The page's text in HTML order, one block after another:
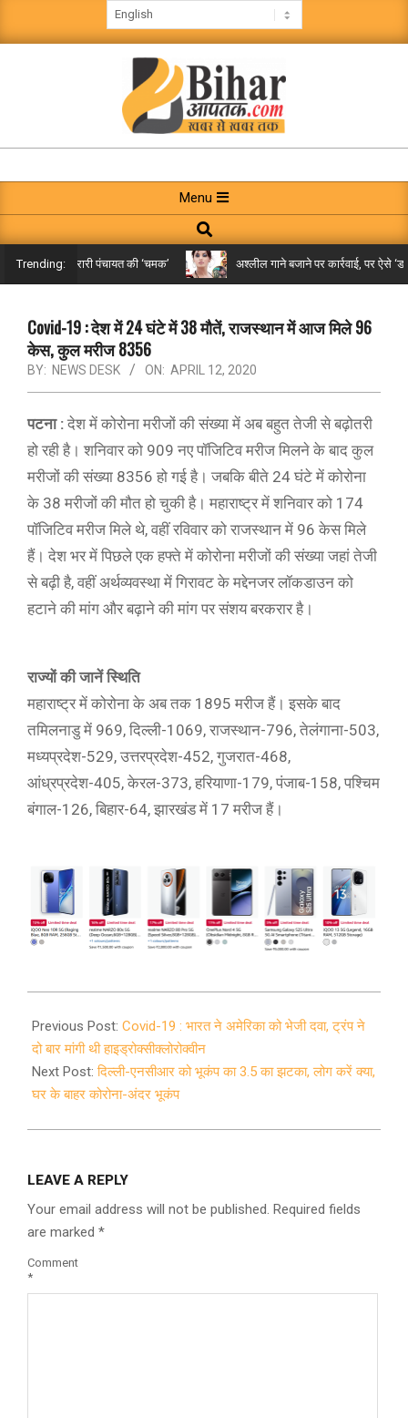
to
BIHAR
AAPTAK
Navigation
Menu
Menu
Search
Trending:
तक पहुंची गरारी पंचायत की ‘चमक’ अश्लील गाने बजाने पर कार्रवाई, पर ऐसे ‘डबल
Covid-19 : देश में 24 घंटे में 38 मौतें, राजस्थान में आज मिले 96
केस, कुल मरीज 8356
BY: NEWS DESK ON: APRIL 12, 2020
पटना : देश में कोरोना मरीजों की संख्या में अब बहुत तेजी से बढ़ोतरी
हो रही है। शनिवार को 909 नए पॉजिटिव मरीज मिलने के बाद कुल
मरीजों की संख्या 8356 हो गई है। जबकि बीते 24 घंटे में कोरोना
के 38 मरीजों की मौत हो चुकी है। महाराष्ट्र में शनिवार को 174
पॉजिटिव मरीज मिले थे, वहीं रविवार को राजस्थान में 96 केस मिले
हैं। देश भर में पिछले एक हफ्ते में कोरोना मरीजों की संख्या जहां तेजी
से बढ़ी है, वहीं अर्थव्यवस्था में गिरावट के मद्देनजर लॉकडाउन को
हटाने की मांग और बढ़ाने की मांग पर संशय बरकरार है।
राज्यों की जानें स्थिति
महाराष्ट्र में कोरोना के अब तक 1895 मरीज हैं। इसके बाद
तमिलनाडु में 969, दिल्ली-1069, राजस्थान-796, तेलंगाना-503,
मध्यप्रदेश-529, उत्तरप्रदेश-452, गुजरात-468,
आंध्रप्रदेश-405, केरल-373, हरियाणा-179, पंजाब-158, पश्चिम
बंगाल-126, बिहार-64, झारखंड में 17 मरीज हैं।
04-
12
Previous Post: Covid-19 : भारत ने अमेरिका को भेजी दवा, ट्रंप ने
दो बार मांगी थी हाइड्रोक्सीक्लोरोक्वीन
Next Post:दिल्ली-एनसीआर को भूकंप का 3.5 का झटका, लोग करें क्या,
घर के बाहर कोरोना-अंदर भूकंप
LEAVE A REPLY
Your email address will not be published. Required fields
are marked *
Comment
*